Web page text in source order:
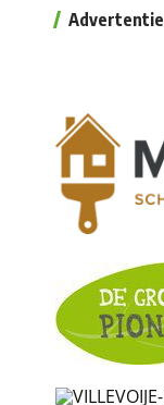
Advertentie